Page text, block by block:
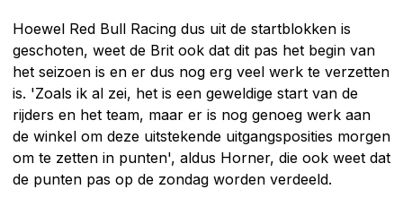
Hoewel Red Bull Racing dus uit de startblokken is
geschoten, weet de Brit ook dat dit pas het begin van
het seizoen is en er dus nog erg veel werk te verzetten
is. 'Zoals ik al zei, het is een geweldige start van de
rijders en het team, maar er is nog genoeg werk aan
de winkel om deze uitstekende uitgangsposities morgen
om te zetten in punten', aldus Horner, die ook weet dat
de punten pas op de zondag worden verdeeld.